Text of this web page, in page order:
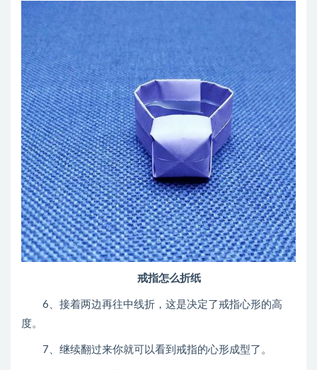
戒指怎么折纸
6、接着两边再往中线折，这是决定了戒指心形的高
度。
7、继续翻过来你就可以看到戒指的心形成型了。